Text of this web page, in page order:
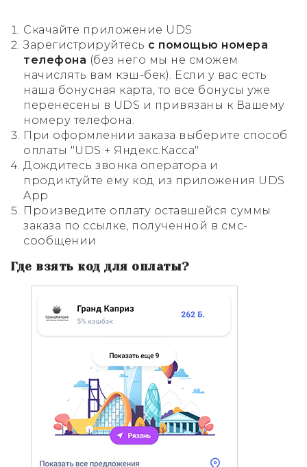
Скачайте приложение UDS
Зарегистрируйтесь с помощью номера
телефона (без него мы не сможем
начислять вам кэш-бек). Если у вас есть
наша бонусная карта, то все бонусы уже
перенесены в UDS и привязаны к Вашему
номеру телефона.
При оформлении заказа выберите способ
оплаты "UDS + Яндекс.Касса"
Дождитесь звонка оператора и
продиктуйте ему код из приложения UDS
App
Произведите оплату оставшейся суммы
заказа по ссылке, полученной в смс-
сообщении
Где взять код для оплаты?